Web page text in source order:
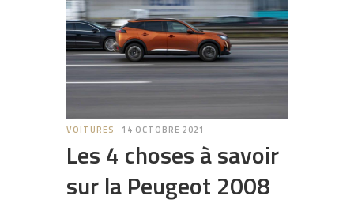
VOITURES 14 OCTOBRE 2021
Les 4 choses à savoir
sur la Peugeot 2008